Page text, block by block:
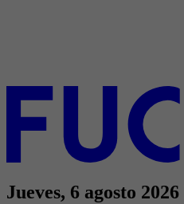
Jueves, 6 agosto 2026